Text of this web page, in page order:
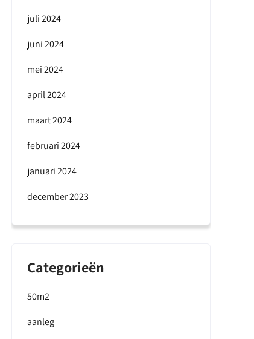
juli 2024
juni 2024
mei 2024
april 2024
maart 2024
februari 2024
januari 2024
december 2023
Categorieën
50m2
aanleg